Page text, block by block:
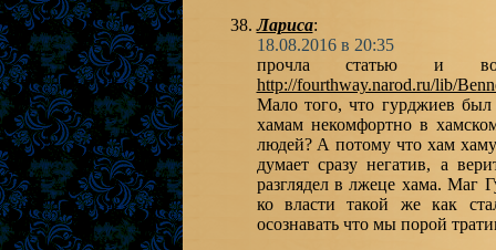
Лариса:
18.08.2016 в 20:35
прочла статью и
http://fourthway.narod.ru/lib/
Мало того, что гурджиев
хамам некомфортно в
людей? А потому что хам
думает сразу негатив, а
разглядел в лжеце хама. Маг
ко власти такой же как
осознавать что мы порой